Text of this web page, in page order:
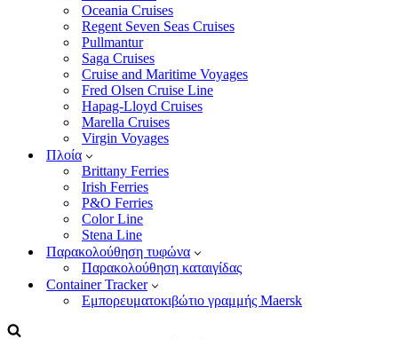
Oceania Cruises
Regent Seven Seas Cruises
Pullmantur
Saga Cruises
Cruise and Maritime Voyages
Fred Olsen Cruise Line
Hapag-Lloyd Cruises
Marella Cruises
Virgin Voyages
Πλοία
Brittany Ferries
Irish Ferries
P&O Ferries
Color Line
Stena Line
Παρακολούθηση τυφώνα
Παρακολούθηση καταιγίδας
Container Tracker
Εμπορευματοκιβώτιο γραμμής Maersk